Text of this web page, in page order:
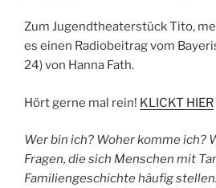
Zum Jugendtheaterstück Tito,
es einen Radiobeitrag vom
24) von Hanna Fath.
Hört gerne mal rein! KLICKT HIER
Wer bin ich? Woher komme ich?
Fragen, die sich Menschen mit
Familiengeschichte häufig